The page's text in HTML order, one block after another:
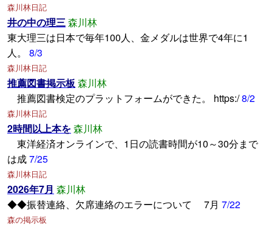
森川林日記
井の中の理三森川林
東大理三は日本で毎年100人、金メダルは世界で4年に1
人。 8/3
森川林日記
推薦図書掲示板森川林
推薦図書検定のプラットフォームができた。 https:/8/2
森川林日記
2時間以上本を森川林
東洋経済オンラインで、1日の読書時間が10～30分まで
は成7/25
森川林日記
2026年7月 森川林
◆◆振替連絡、欠席連絡のエラーについて 7月 7/22
森の掲示板